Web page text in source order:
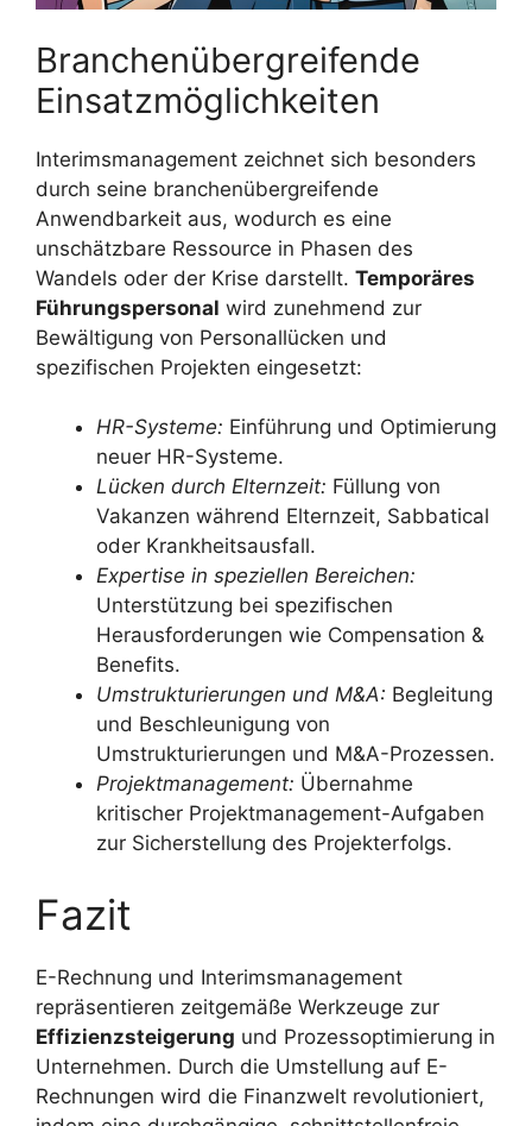
Branchenübergreifende
Einsatzmöglichkeiten
Interimsmanagement zeichnet sich besonders
durch seine branchenübergreifende
Anwendbarkeit aus, wodurch es eine
unschätzbare Ressource in Phasen des
Wandels oder der Krise darstellt. Temporäres
Führungspersonal wird zunehmend zur
Bewältigung von Personallücken und
spezifischen Projekten eingesetzt:
HR-Systeme: Einführung und Optimierung
neuer HR-Systeme.
Lücken durch Elternzeit: Füllung von
Vakanzen während Elternzeit, Sabbatical
oder Krankheitsausfall.
Expertise in speziellen Bereichen:
Unterstützung bei spezifischen
Herausforderungen wie Compensation &
Benefits.
Umstrukturierungen und M&A: Begleitung
und Beschleunigung von
Umstrukturierungen und M&A-Prozessen.
Projektmanagement: Übernahme
kritischer Projektmanagement-Aufgaben
zur Sicherstellung des Projekterfolgs.
Fazit
E-Rechnung und Interimsmanagement
repräsentieren zeitgemäße Werkzeuge zur
Effizienzsteigerung und Prozessoptimierung in
Unternehmen. Durch die Umstellung auf E-
Rechnungen wird die Finanzwelt revolutioniert,